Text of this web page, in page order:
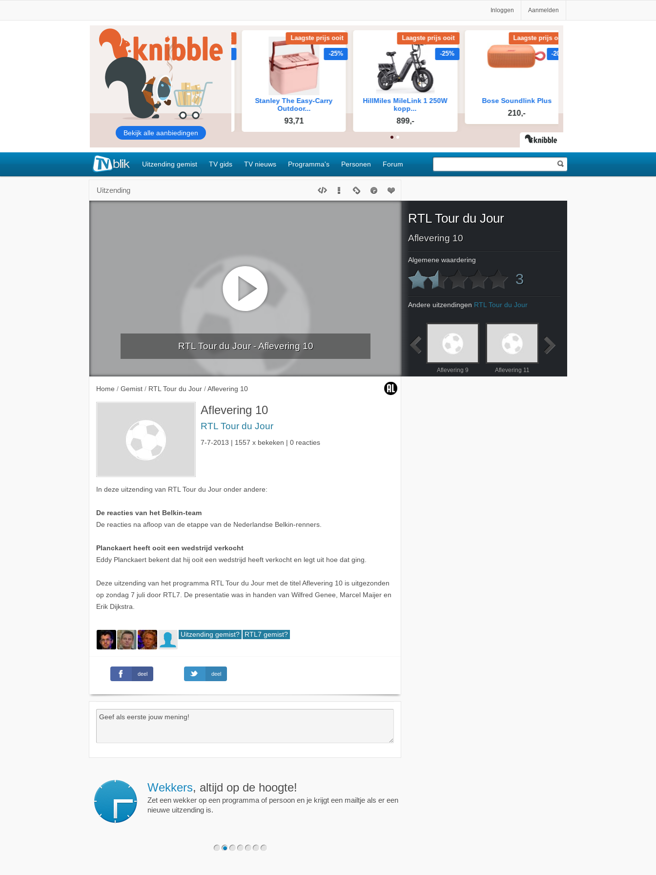
Inloggen Aanmelden
Uitzending gemist TV gids TV nieuws Programma's Personen Forum
Uitzending
RTL Tour du Jour - Aflevering 10
Home / Gemist / RTL Tour du Jour / Aflevering 10
Aflevering 10
RTL Tour du Jour
7-7-2013 | 1557 x bekeken | 0 reacties
In deze uitzending van RTL Tour du Jour onder andere:
De reacties van het Belkin-team
De reacties na afloop van de etappe van de Nederlandse Belkin-renners.
Planckaert heeft ooit een wedstrijd verkocht
Eddy Planckaert bekent dat hij ooit een wedstrijd heeft verkocht en legt uit hoe dat ging.
Deze uitzending van het programma RTL Tour du Jour met de titel Aflevering 10 is uitgezonden
op zondag 7 juli door RTL7. De presentatie was in handen van Wilfred Genee, Marcel Maijer en
Erik Dijkstra.
Uitzending gemist? RTL7 gemist?
deel deel
RTL Tour du Jour
Aflevering 10
Algemene waardering
3
Andere uitzendingen RTL Tour du Jour
Aflevering 9 Aflevering 11
Wekkers, altijd op de hoogte!
Zet een wekker op een programma of persoon en je krijgt een mailtje als er een
nieuwe uitzending is.